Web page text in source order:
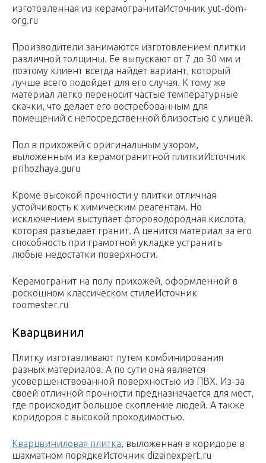
изготовленная из керамогранитаИсточник yut-dom-
org.ru
Производители занимаются изготовлением плитки
различной толщины. Ее выпускают от 7 до 30 мм и
поэтому клиент всегда найдет вариант, который
лучше всего подойдет для его случая. К тому же
материал легко переносит частые температурные
скачки, что делает его востребованным для
помещений с непосредственной близостью с улицей.
Пол в прихожей с оригинальным узором,
выложенным из керамогранитной плиткиИсточник
prihozhaya.guru
Кроме высокой прочности у плитки отличная
устойчивость к химическим реагентам. Но
исключением выступает фтороводородная кислота,
которая разъедает гранит. А ценится материал за его
способность при грамотной укладке устранить
любые недостатки поверхности.
Керамогранит на полу прихожей, оформленной в
роскошном классическом стилеИсточник
roomester.ru
Кварцвинил
Плитку изготавливают путем комбинирования
разных материалов. А по сути она является
усовершенствованной поверхностью из ПВХ. Из-за
своей отличной прочности предназначается для мест,
где происходит большое скопление людей. А также
коридоров с высокой проходимостью.
Кварцвиниловая плитка, выложенная в коридоре в
шахматном порядкеИсточник dizainexpert.ru